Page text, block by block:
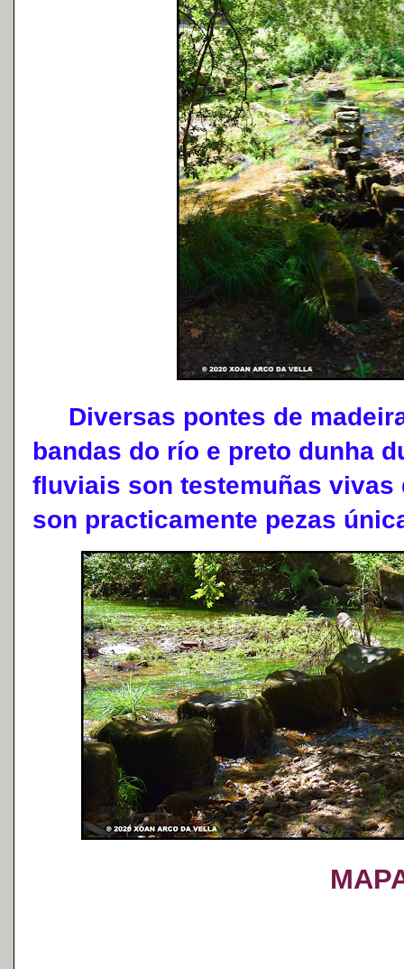
Diversas pontes de
bandas do río e preto dunha
fluviais son testemuñas vivas
son practicamente pezas